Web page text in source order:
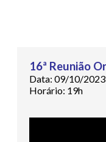
16ª Reunião
Data: 09/10/2023
Horário: 19h